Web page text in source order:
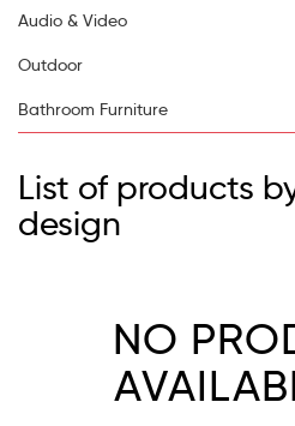
Audio & Video
Outdoor
Bathroom Furniture
List of products
design
NO